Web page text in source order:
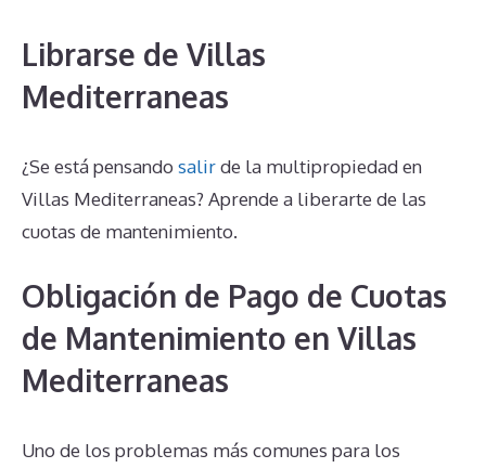
Librarse de Villas
Mediterraneas
¿Se está pensando salirde la multipropiedad en
Villas Mediterraneas? Aprende a liberarte de las
cuotas de mantenimiento.
Obligación de Pago de Cuotas
de Mantenimiento en Villas
Mediterraneas
Uno de los problemas más comunes para los